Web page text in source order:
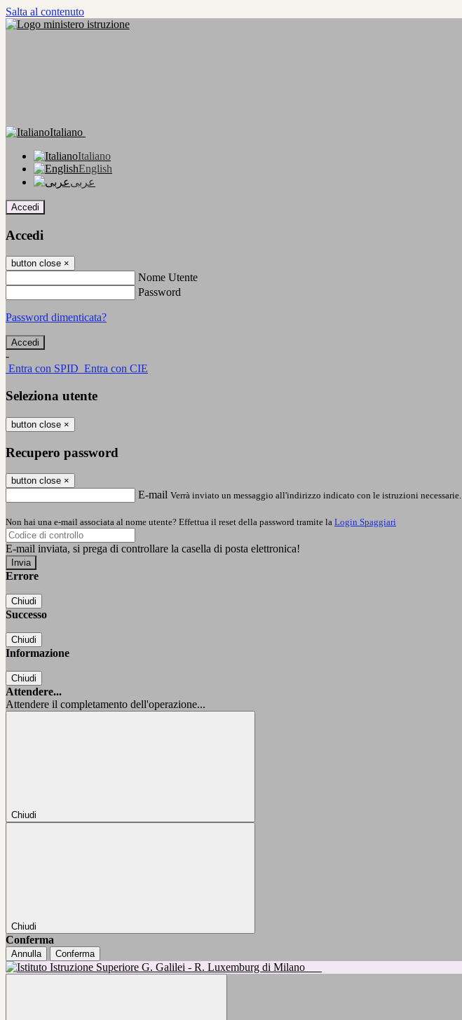
Salta al contenuto
Italiano
Italiano
English
عربى
Accedi
Accedi
button close ×
Nome Utente
Password
Password dimenticata?
-
Entra con SPID Entra con CIE
Seleziona utente
button close ×
Recupero password
button close ×
E-mail Verrà inviato un messaggio all'indirizzo indicato con le istruzioni necessarie.
Non hai una e-mail associata al nome utente? Effettua il reset della password tramite la Login Spaggiari
E-mail inviata, si prega di controllare la casella di posta elettronica!
Errore
Chiudi
Successo
Chiudi
Informazione
Chiudi
Attendere...
Attendere il completamento dell'operazione...
Chiudi
Chiudi
Conferma
Annulla Conferma